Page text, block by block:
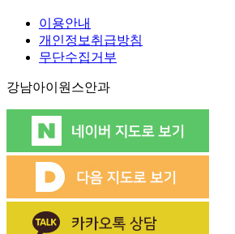
이용안내
개인정보취급방침
무단수집거부
강남아이원스안과